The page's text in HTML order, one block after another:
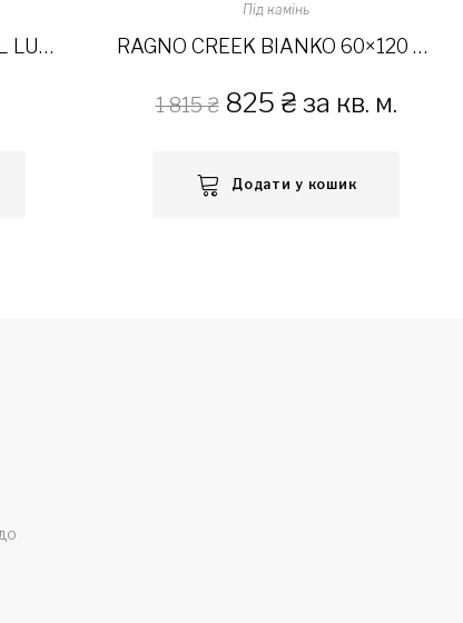
MARAZZI PREVIEW MARFIL LUX RETT 58×58
Під камінь
RAGNO CREEK BIANKO 60×120 RET.
1 815₴ 825 ₴ за кв. м.
Додати у кошик